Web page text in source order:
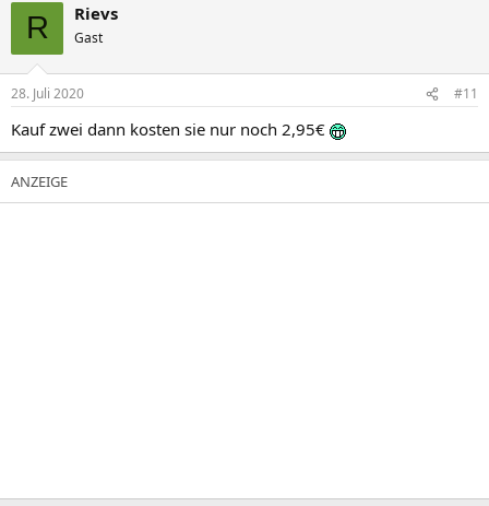
R Rievs
Gast
28. Juli 2020 #11
Kauf zwei dann kosten sie nur noch 2,95€